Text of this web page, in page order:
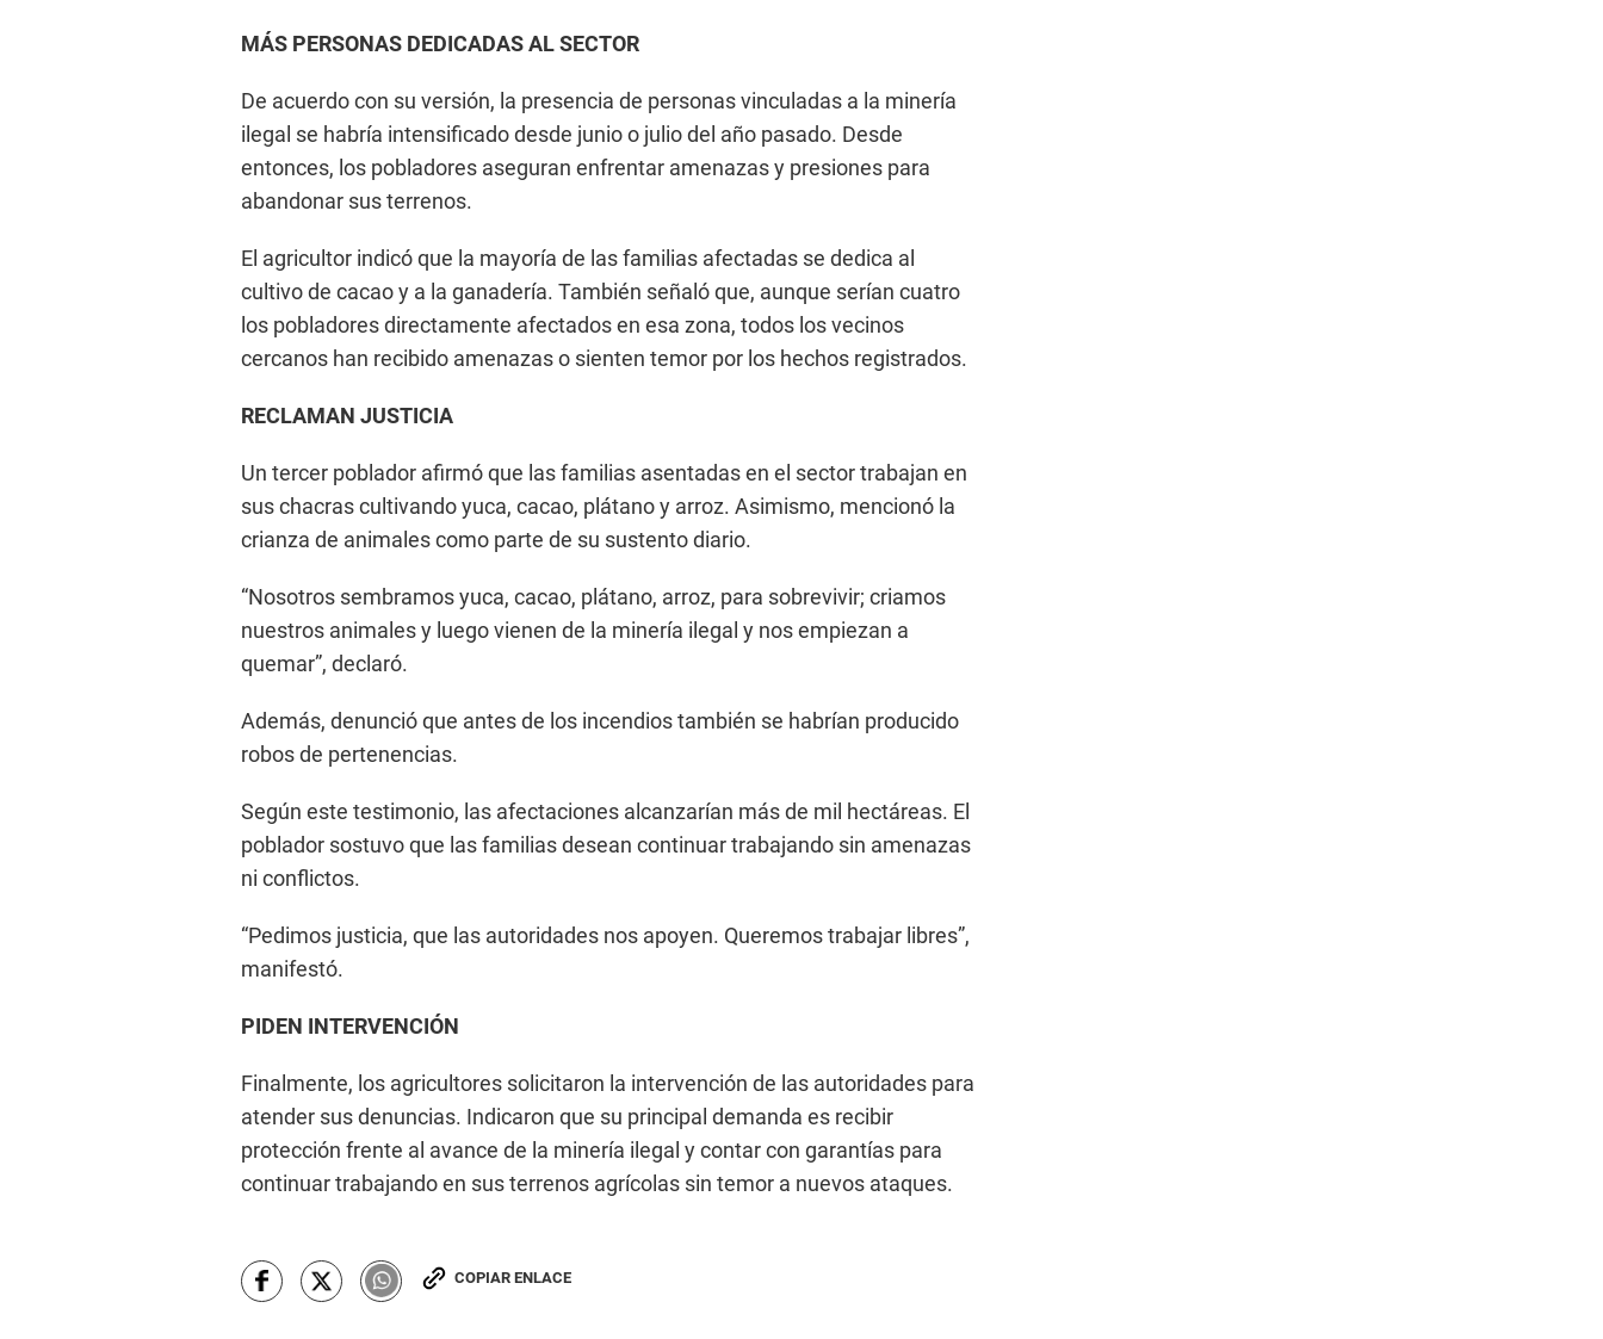
MÁS PERSONAS DEDICADAS AL SECTOR
De acuerdo con su versión, la presencia de personas vinculadas a la minería
ilegal se habría intensificado desde junio o julio del año pasado. Desde
entonces, los pobladores aseguran enfrentar amenazas y presiones para
abandonar sus terrenos.
El agricultor indicó que la mayoría de las familias afectadas se dedica al
cultivo de cacao y a la ganadería. También señaló que, aunque serían cuatro
los pobladores directamente afectados en esa zona, todos los vecinos
cercanos han recibido amenazas o sienten temor por los hechos registrados.
RECLAMAN JUSTICIA
Un tercer poblador afirmó que las familias asentadas en el sector trabajan en
sus chacras cultivando yuca, cacao, plátano y arroz. Asimismo, mencionó la
crianza de animales como parte de su sustento diario.
“Nosotros sembramos yuca, cacao, plátano, arroz, para sobrevivir; criamos
nuestros animales y luego vienen de la minería ilegal y nos empiezan a
quemar”, declaró.
Además, denunció que antes de los incendios también se habrían producido
robos de pertenencias.
Según este testimonio, las afectaciones alcanzarían más de mil hectáreas. El
poblador sostuvo que las familias desean continuar trabajando sin amenazas
ni conflictos.
“Pedimos justicia, que las autoridades nos apoyen. Queremos trabajar libres”,
manifestó.
PIDEN INTERVENCIÓN
Finalmente, los agricultores solicitaron la intervención de las autoridades para
atender sus denuncias. Indicaron que su principal demanda es recibir
protección frente al avance de la minería ilegal y contar con garantías para
continuar trabajando en sus terrenos agrícolas sin temor a nuevos ataques.
COPIAR ENLACE